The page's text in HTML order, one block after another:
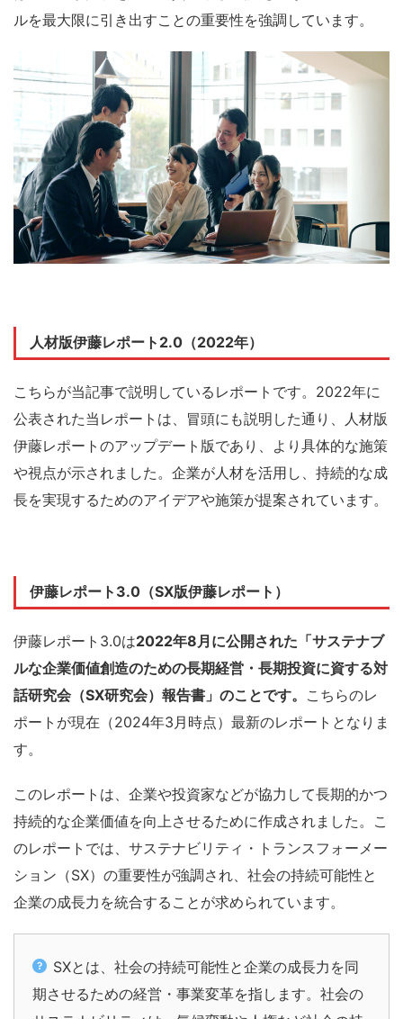
ルを最大限に引き出すことの重要性を強調しています。
人材版伊藤レポート2.0（2022年）
こちらが当記事で説明しているレポートです。2022年に
公表された当レポートは、冒頭にも説明した通り、人材版
伊藤レポートのアップデート版であり、より具体的な施策
や視点が示されました。企業が人材を活用し、持続的な成
長を実現するためのアイデアや施策が提案されています。
伊藤レポート3.0（SX版伊藤レポート）
伊藤レポート3.0は2022年8月に公開された「サステナブ
ルな企業価値創造のための長期経営・長期投資に資する対
話研究会（SX研究会）報告書」のことです。 こちらのレ
ポートが現在（2024年3月時点）最新のレポートとなりま
す。
このレポートは、企業や投資家などが協力して長期的かつ
持続的な企業価値を向上させるために作成されました。こ
のレポートでは、サステナビリティ・トランスフォーメー
ション（SX）の重要性が強調され、社会の持続可能性と
企業の成長力を統合することが求められています。
SXとは、社会の持続可能性と企業の成長力を同
期させるための経営・事業変革を指します。社会の